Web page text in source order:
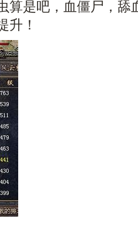
算是吧，血僵尸，舔
升！